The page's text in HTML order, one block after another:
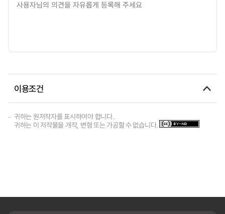
이용조건
귀하는 원저작자를 표시하여야 합니다.
귀하는 이 저작물을 개작, 변형 또는 가공할 수 없습니다.